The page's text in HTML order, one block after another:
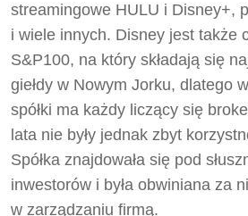
streamingowe HULU i Disney+,
i wiele innych. Disney jest także
S&P100, na który składają się
giełdy w Nowym Jorku, dlatego
spółki ma każdy liczący się
lata nie były jednak zbyt
Spółka znajdowała się pod
inwestorów i była obwiniana za
w zarządzaniu firmą.